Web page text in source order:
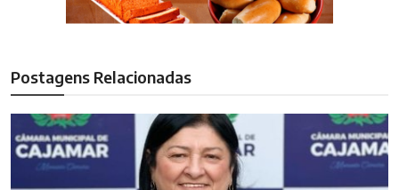
Postagens Relacionadas